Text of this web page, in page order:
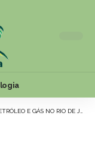
DE JANEIRO IMPULSIONA INOVAÇÃO TECNOLÓGICA NO SETOR ENERGÉTICO